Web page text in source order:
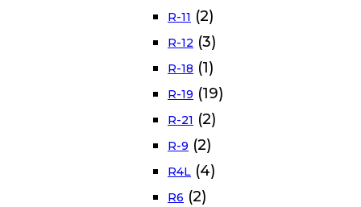
R-11 (2)
R-12 (3)
R-18 (1)
R-19 (19)
R-21 (2)
R-9 (2)
R4L (4)
R6 (2)